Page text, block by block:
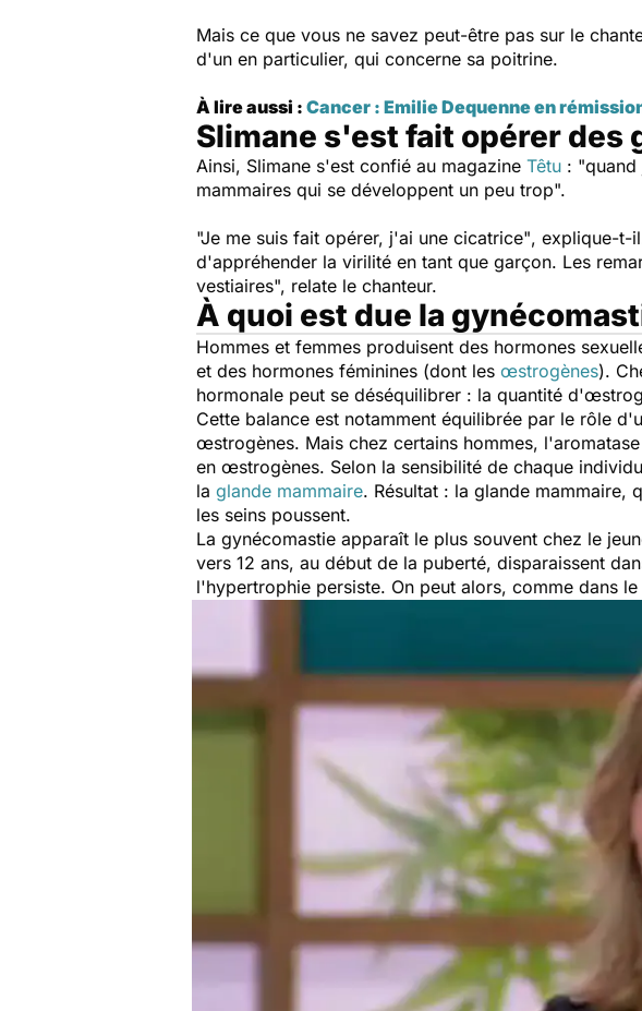
Mais ce que vous ne savez peut-être pas sur le
d'un en particulier, qui concerne sa poitrine.
À lire aussi : Cancer : Emilie Dequenne en
Slimane s'est fait opérer des
Ainsi, Slimane s'est confié au magazine Têtu :
mammaires qui se développent un peu trop".
"Je me suis fait opérer, j'ai une cicatrice", explique-t-
d'appréhender la virilité en tant que garçon. Les
vestiaires", relate le chanteur.
À quoi est due la
Hommes et femmes produisent des hormones
et des hormones féminines (dont les œstrogènes).
hormonale peut se déséquilibrer : la quantité
Cette balance est notamment équilibrée par le rôle
œstrogènes. Mais chez certains hommes,
en œstrogènes. Selon la sensibilité de chaque
la glande mammaire. Résultat : la glande mammaire,
les seins poussent.
La gynécomastie apparaît le plus souvent chez le
vers 12 ans, au début de la puberté, disparaissent
l'hypertrophie persiste. On peut alors, comme dans